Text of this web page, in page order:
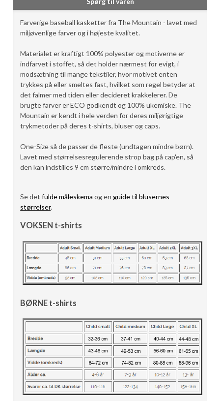
Farverige baseball kasketter fra The Mountain - lavet med
miljøvenlige farver og i højeste kvalitet.
Materialet er kraftigt 100% polyester og motiverne er
indfarvet i stoffet, så det holder nærmest for evigt, i
modsætning til mange tekstiler, hvor motivet enten
trykkes på eller smeltes fast, hvilket som regel betyder at
det falmer med tiden eller decideret krakkelerer. De
brugte farver er ECO godkendt og 100% ukemiske. The
Mountain er kendt i hele verden for deres miljørigtige
trykmetoder på deres t-shirts, bluser og caps.
One-Size så de passer de fleste (undtagen mindre børn).
Lavet med størrelsesregulerende strop bag på cap'en, så
den kan indstilles 9 cm større/mindre i omkreds.
Se detfulde måleskema og enguide til blusernes
størrelser.
VOKSEN t-shirts
BØRNE t-shirts